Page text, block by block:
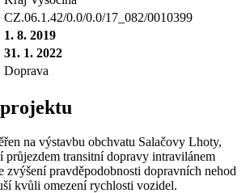
CZ.06.1.42/0.0/0.0/17_082/0010399
1. 8. 2019
31. 1. 2022
Doprava
na výstavbu obchvatu Salačovy Lhoty,
průjezdem transitní dopravy intravilánem
zvýšení pravděpodobnosti dopravních nehod
kvůli omezení rychlosti vozidel.